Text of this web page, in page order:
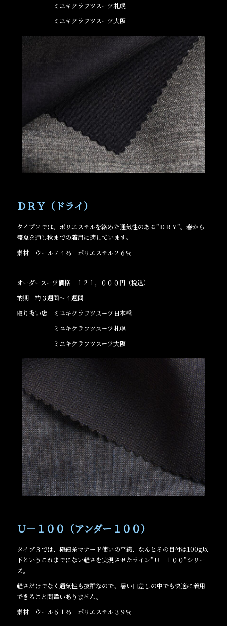
ミユキクラフツスーツ札幌
ミユキクラフツスーツ大阪
ＤＲＹ（ドライ）
タイプ２では、ポリエステルを絡めた通気性のある”ＤＲＹ”。春から
盛夏を通し秋までの着用に適しています。
素材 ウール７４％ ポリエステル２６％
オーダースーツ価格 １２１，０００円（税込）
納期 約３週間～４週間
取り扱い店 ミユキクラフツスーツ日本橋
ミユキクラフツスーツ札幌
ミユキクラフツスーツ大阪
Ｕ－１００（アンダー１００）
タイプ３では、極細糸マナード使いの平織、なんとその目付は100g以
下というこれまでにない軽さを実現させたライン”Ｕ－１００”シリー
ズ。
軽さだけでなく通気性も抜群なので、暑い日差しの中でも快適に着用
できること間違いありません。
素材 ウール６１％ ポリエステル３９％